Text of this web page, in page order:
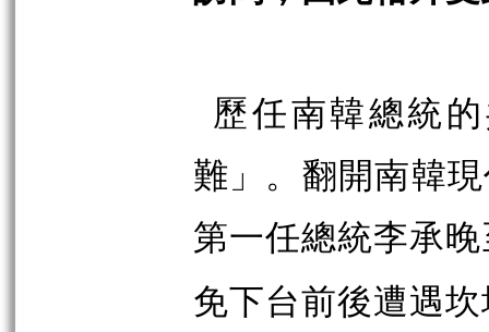
歷任南韓總統
難」。翻開南韓
第一任總統李承
免下台前後遭遇